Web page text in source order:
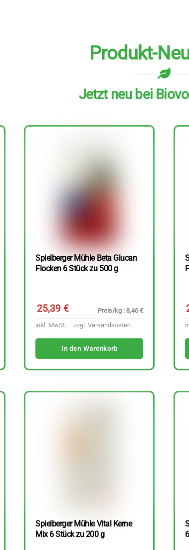
Produkt-
Jetzt neu bei
Spielberger Mühle Beta Glucan
Flocken 6 Stück zu 500 g
25,39 €
Preis/kg : 8,46 €
inkl. MwSt. – zzgl.Versandkosten
In den Warenkorb
Spielberger Mühle Vital Kerne
Mix 6 Stück zu 200 g